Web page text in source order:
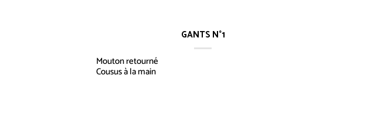
GANTS N°1
Mouton retourné
Cousus à la main